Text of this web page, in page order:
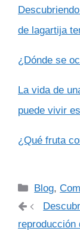
de lagartija
¿Dónde se
La vida de
puede vivir
¿Qué fruta
Blog,
reproducción